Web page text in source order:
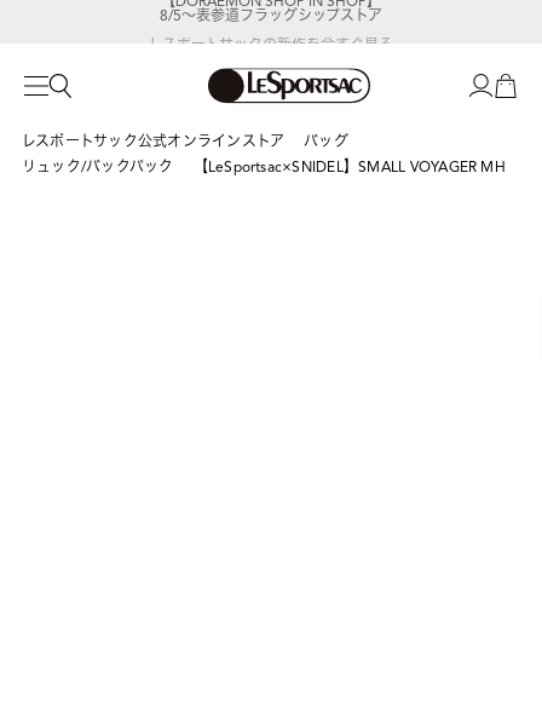
レスポートサックの新作を 今すぐ見る
8/5～表参道フラッグシップストア
レスポートサック公式オンラインストア
バッグ
リュック/バックパック
【LeSportsac×SNIDEL】SMALL VOYAGER MH